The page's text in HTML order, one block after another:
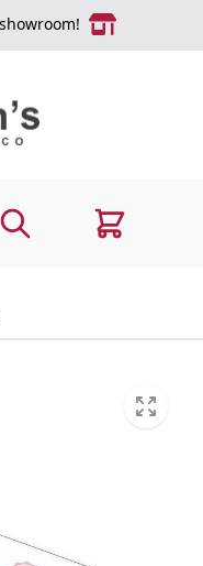
Zoek Cart